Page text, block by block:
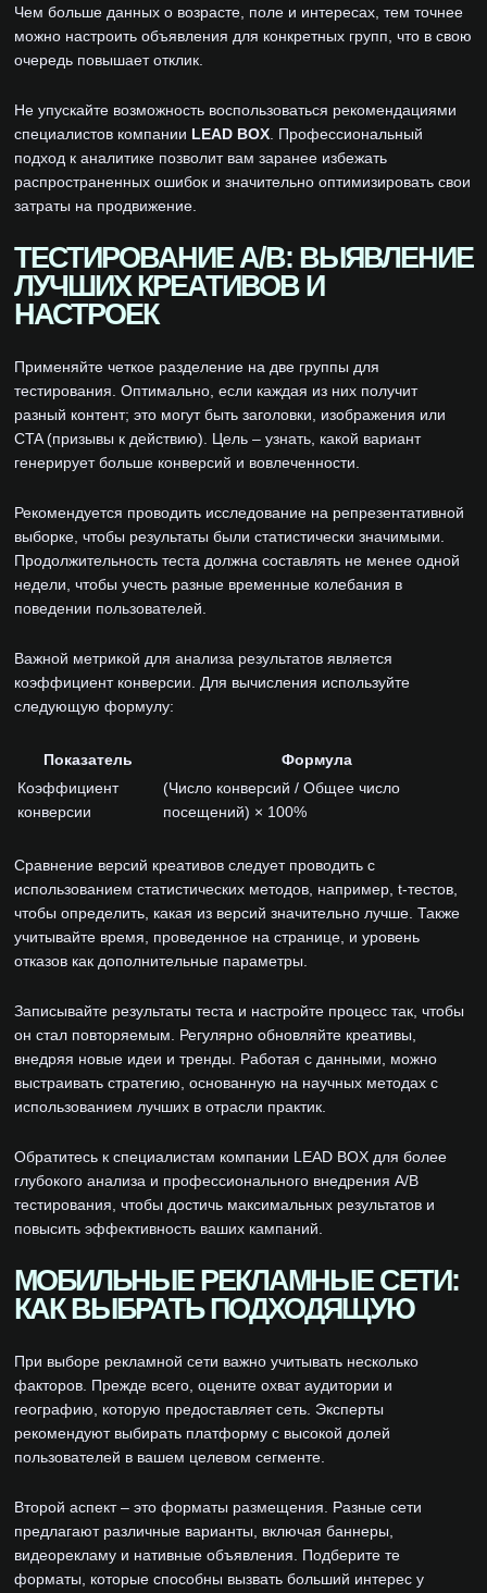
Чем больше данных о возрасте, поле и интересах, тем точнее
можно настроить объявления для конкретных групп, что в свою
очередь повышает отклик.
Не упускайте возможность воспользоваться рекомендациями
специалистов компании LEAD BOX . Профессиональный
подход к аналитике позволит вам заранее избежать
распространенных ошибок и значительно оптимизировать свои
затраты на продвижение.
ТЕСТИРОВАНИЕ A/B: ВЫЯВЛЕНИЕ
ЛУЧШИХ КРЕАТИВОВ И
НАСТРОЕК
Применяйте четкое разделение на две группы для
тестирования. Оптимально, если каждая из них получит
разный контент; это могут быть заголовки, изображения или
CTA (призывы к действию). Цель – узнать, какой вариант
генерирует больше конверсий и вовлеченности.
Рекомендуется проводить исследование на репрезентативной
выборке, чтобы результаты были статистически значимыми.
Продолжительность теста должна составлять не менее одной
недели, чтобы учесть разные временные колебания в
поведении пользователей.
Важной метрикой для анализа результатов является
коэффициент конверсии. Для вычисления используйте
следующую формулу:
Показатель
Формула
Коэффициент
конверсии
(Число конверсий / Общее число
посещений) × 100%
Сравнение версий креативов следует проводить с
использованием статистических методов, например, t-тестов,
чтобы определить, какая из версий значительно лучше. Также
учитывайте время, проведенное на странице, и уровень
отказов как дополнительные параметры.
Записывайте результаты теста и настройте процесс так, чтобы
он стал повторяемым. Регулярно обновляйте креативы,
внедряя новые идеи и тренды. Работая с данными, можно
выстраивать стратегию, основанную на научных методах с
использованием лучших в отрасли практик.
Обратитесь к специалистам компании LEAD BOX для более
глубокого анализа и профессионального внедрения A/B
тестирования, чтобы достичь максимальных результатов и
повысить эффективность ваших кампаний.
МОБИЛЬНЫЕ РЕКЛАМНЫЕ СЕТИ:
КАК ВЫБРАТЬ ПОДХОДЯЩУЮ
При выборе рекламной сети важно учитывать несколько
факторов. Прежде всего, оцените охват аудитории и
географию, которую предоставляет сеть. Эксперты
рекомендуют выбирать платформу с высокой долей
пользователей в вашем целевом сегменте.
Второй аспект – это форматы размещения. Разные сети
предлагают различные варианты, включая баннеры,
видеорекламу и нативные объявления. Подберите те
форматы, которые способны вызвать больший интерес у